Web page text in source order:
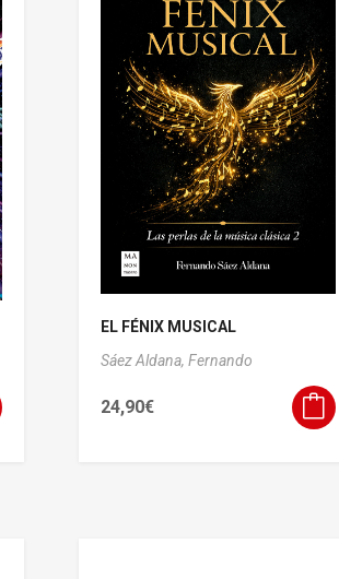
EL FÉNIX MUSICAL
Sáez Aldana, Fernando
24,90€